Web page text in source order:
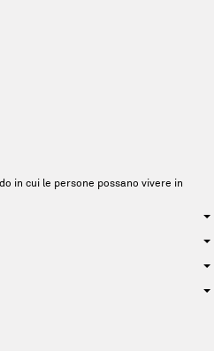
in cui le persone possano vivere in